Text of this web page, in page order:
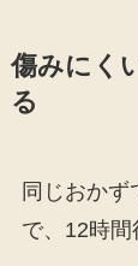
傷みにく
る
同じおか
で、12時間